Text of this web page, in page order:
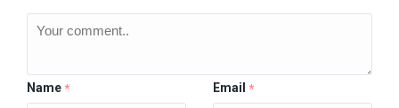
Name * Email *